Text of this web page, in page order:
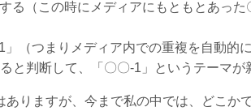
る（この時にメディアにもともとあっ
（つまりメディア内での重複を自動的
と判断して、「〇〇-1」というテーマ
りますが、今まで私の中では、どこか